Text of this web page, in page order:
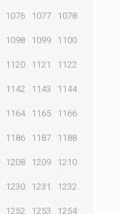
1076 1077 1078
1098 1099 1100
1120 1121 1122
1142 1143 1144
1164 1165 1166
1186 1187 1188
1208 1209 1210
1230 1231 1232
1252 1253 1254